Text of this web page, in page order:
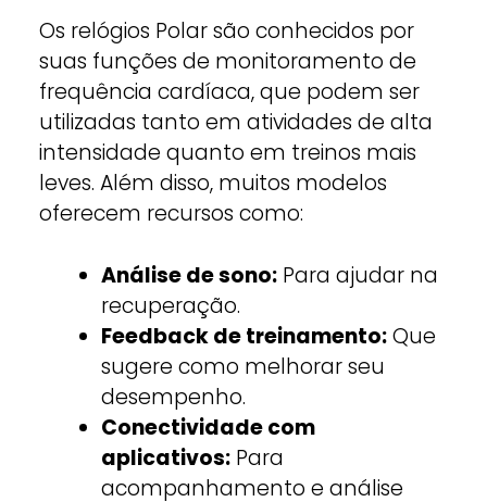
Os relógios Polar são conhecidos por
suas funções de monitoramento de
frequência cardíaca, que podem ser
utilizadas tanto em atividades de alta
intensidade quanto em treinos mais
leves. Além disso, muitos modelos
oferecem recursos como:
Análise de sono:Para ajudar na
recuperação.
Feedback de treinamento:Que
sugere como melhorar seu
desempenho.
Conectividade com
aplicativos:Para
acompanhamento e análise